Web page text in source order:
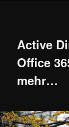
Active
Office
mehr…